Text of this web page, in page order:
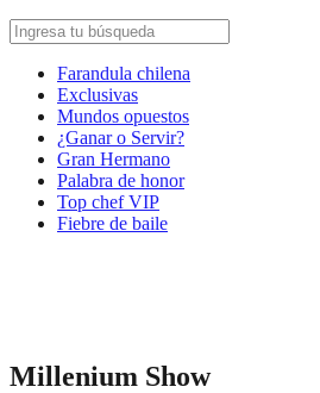
Farandula chilena
Exclusivas
Mundos opuestos
¿Ganar o Servir?
Gran Hermano
Palabra de honor
Top chef VIP
Fiebre de baile
Millenium Show